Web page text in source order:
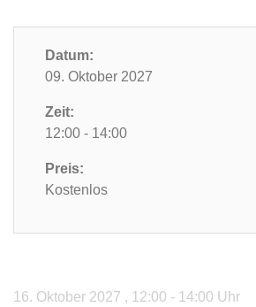
Datum:
09. Oktober 2027
Zeit:
12:00 - 14:00
Preis:
Kostenlos
16. Oktober 2027 , 12:00 - 14:00 Uhr